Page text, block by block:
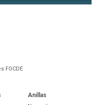
FOCDE
Anillas